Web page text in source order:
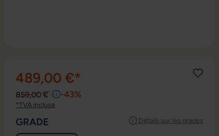
489,00 €*
859,00 € -43%
*TVA incluse
Détails sur les grades
SÉLECTIONNEZ
GRADE